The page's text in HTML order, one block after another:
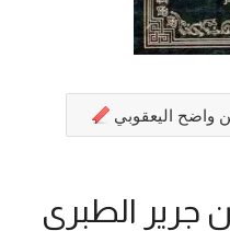
واضح اليعقوبي
جرير الطبري